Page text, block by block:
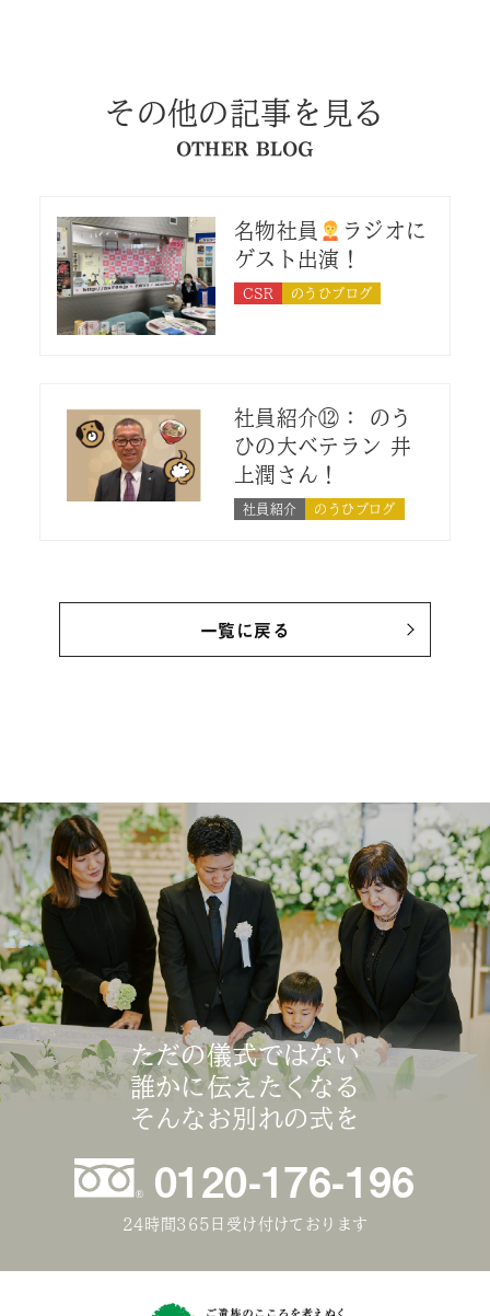
その他の記事を見る
OTHER BLOG
名物社員
ラジオに
ゲスト出演！
CSR のうひブログ
社員紹介⑫： のう
ひの大ベテラン 井
上潤さん！
社員紹介 のうひブログ
一覧に戻る
ただの儀式ではない
誰かに伝えたくなる
そんなお別れの式を
0120-176-196
24時間365日受け付けております